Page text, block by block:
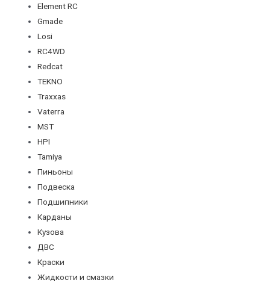
Element RC
Gmade
Losi
RC4WD
Redcat
TEKNO
Traxxas
Vaterra
MST
HPI
Tamiya
Пиньоны
Подвеска
Подшипники
Карданы
Кузова
ДВС
Краски
Жидкости и смазки